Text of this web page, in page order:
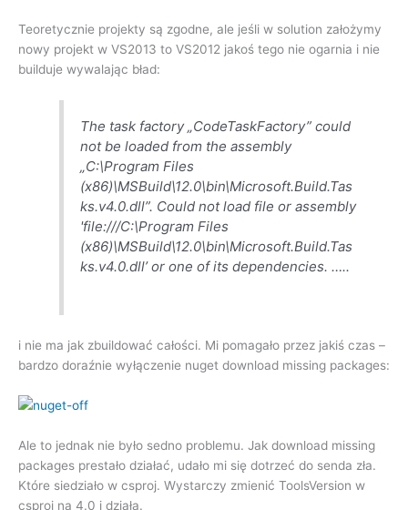
Teoretycznie projekty są zgodne, ale jeśli w solution założymy
nowy projekt w VS2013 to VS2012 jakoś tego nie ogarnia i nie
builduje wywalając bład:
The task factory „CodeTaskFactory” could
not be loaded from the assembly
„C:\Program Files
(x86)\MSBuild\12.0\bin\Microsoft.Build.Tas
ks.v4.0.dll”. Could not load file or assembly
'file:///C:\Program Files
(x86)\MSBuild\12.0\bin\Microsoft.Build.Tas
ks.v4.0.dll’ or one of its dependencies. …..
i nie ma jak zbuildować całości. Mi pomagało przez jakiś czas –
bardzo doraźnie wyłączenie nuget download missing packages:
Ale to jednak nie było sedno problemu. Jak download missing
packages prestało działać, udało mi się dotrzeć do senda zła.
Które siedziało w csproj. Wystarczy zmienić ToolsVersion w
csproj na 4.0 i działa.